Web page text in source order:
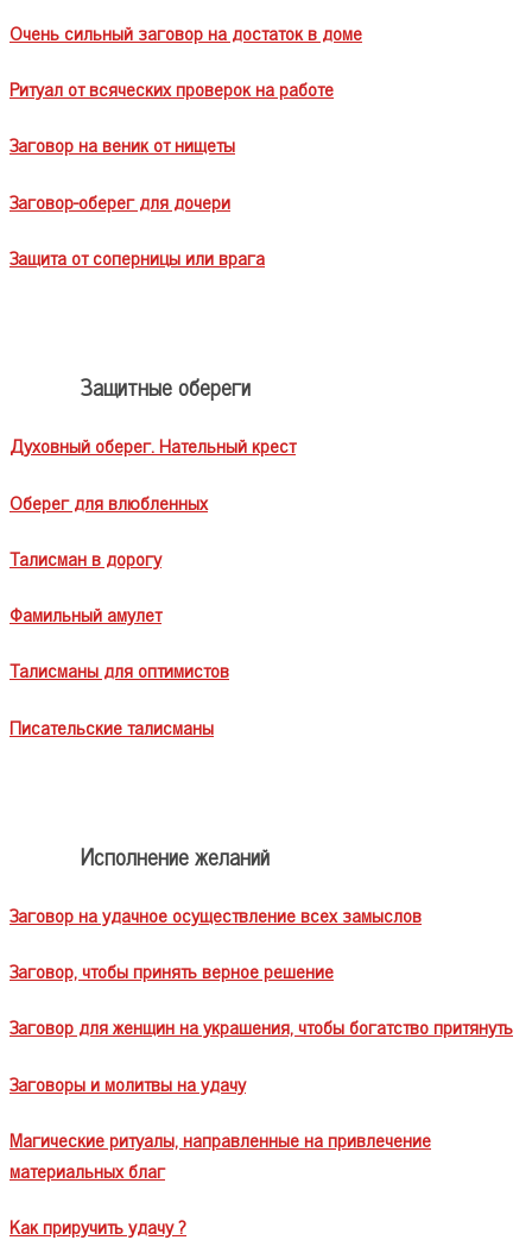
Очень сильный заговор на достаток в доме
Ритуал от всяческих проверок на работе
Заговор на веник от нищеты
Заговор-оберег для дочери
Защита от соперницы или врага
Защитные обереги
Духовный оберег. Нательный крест
Оберег для влюбленных
Талисман в дорогу
Фамильный амулет
Талисманы для оптимистов
Писательские талисманы
Исполнение желаний
Заговор на удачное осуществление всех замыслов
Заговор, чтобы принять верное решение
Заговор для женщин на украшения, чтобы богатство притянуть
Заговоры и молитвы на удачу
Магические ритуалы, направленные на привлечение
материальных благ
Как приручить удачу ?